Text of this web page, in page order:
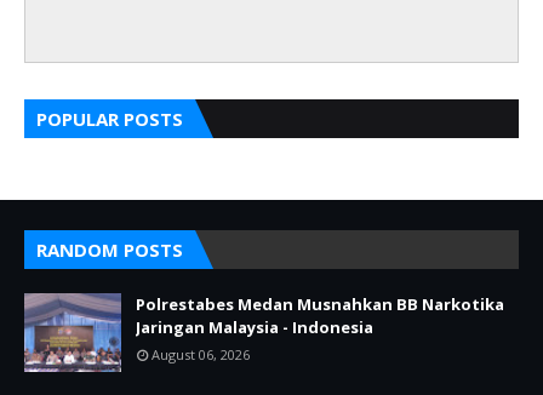
POPULAR POSTS
RANDOM POSTS
Polrestabes Medan Musnahkan BB Narkotika
Jaringan Malaysia - Indonesia
August 06, 2026